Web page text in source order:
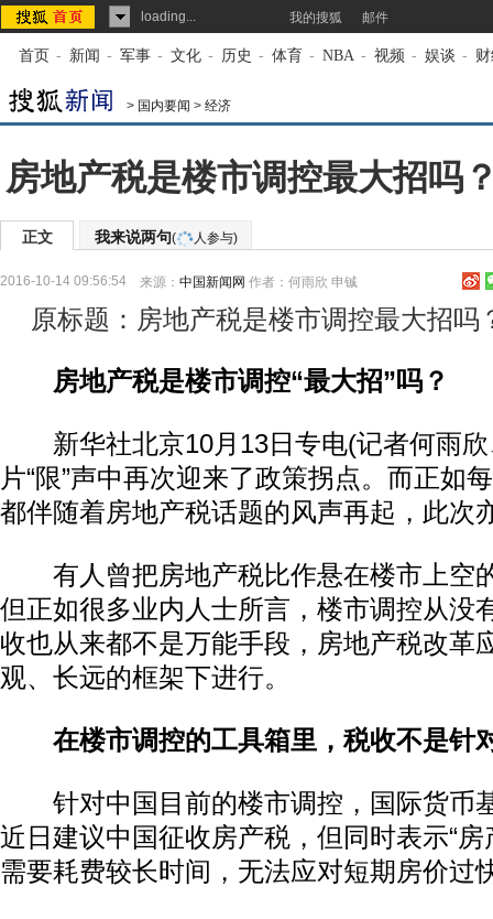
loading... 我的搜狐 邮件
首页 - 新闻 - 军事 - 文化 - 历史 - 体育 - NBA - 视频 - 娱谈 -
> 国内要闻 > 经济
房地产税是楼市调控最大招吗
正文 我来说两句( 人参与)
2016-10-14 09:56:54 来源： 中国新闻网 作者：何雨欣 申铖
原标题：房地产税是楼市调控最大招吗
房地产税是楼市调控“最大招”吗？
新华社北京10月13日专电(记者何雨欣
片“限”声中再次迎来了政策拐点。而正如
都伴随着房地产税话题的风声再起，此次
有人曾把房地产税比作悬在楼市上空
但正如很多业内人士所言，楼市调控从没
收也从来都不是万能手段，房地产税改革
观、长远的框架下进行。
在楼市调控的工具箱里，税收不是针
针对中国目前的楼市调控，国际货币
近日建议中国征收房产税，但同时表示“
需要耗费较长时间，无法应对短期房价过